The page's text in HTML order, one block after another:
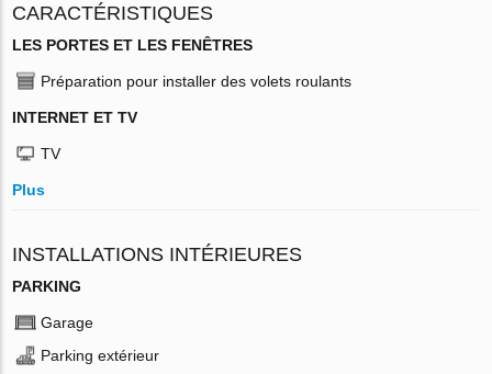
CARACTÉRISTIQUES
LES PORTES ET LES FENÊTRES
Préparation pour installer des volets roulants
INTERNET ET TV
TV
Plus
INSTALLATIONS INTÉRIEURES
PARKING
Garage
Parking extérieur